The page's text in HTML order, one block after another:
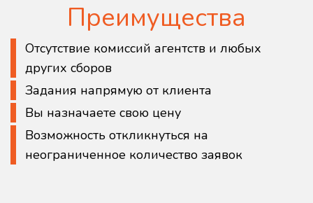
Преимущества
Отсутствие комиссий агентств и любых
других сборов
Задания напрямую от клиента
Вы назначаете свою цену
Возможность откликнуться на
неограниченное количество заявок